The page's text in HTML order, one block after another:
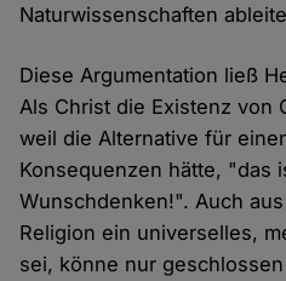
Naturwissenschaften
Diese Argumentation ließ
Als Christ die Existenz von
weil die Alternative für
Konsequenzen hätte, "das
Wunschdenken!". Auch
Religion ein universelles,
sei, könne nur